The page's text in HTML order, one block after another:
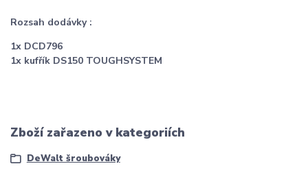
Rozsah dodávky :
1x DCD796
1x kufřík DS150 TOUGHSYSTEM
Zboží zařazeno v kategoriích
DeWalt šroubováky